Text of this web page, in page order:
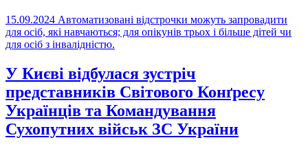
15.09.2024 Автоматизовані відстрочки можуть запровадити
для осіб, які навчаються; для опікунів трьох і більше дітей чи
для осіб з інвалідністю.
У Києві відбулася зустріч
представників Світового Конґресу
Українців та Командування
Сухопутних військ ЗС України